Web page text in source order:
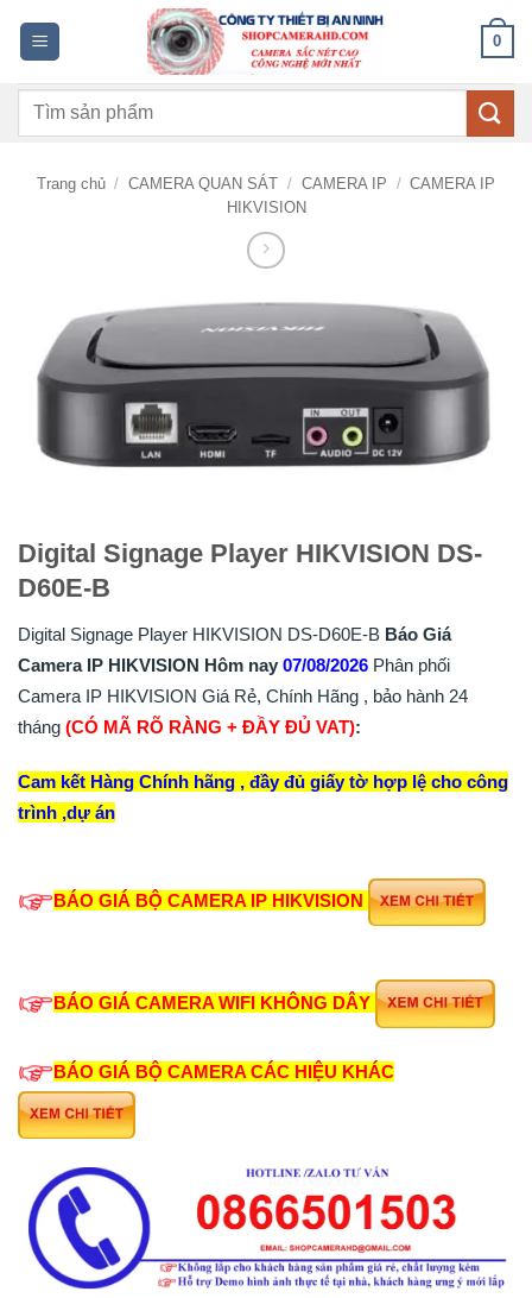
dung
0
Tìm
Trang chủ / CAMERA QUAN SÁT / CAMERA IP / CAMERA IP
HIKVISION
Digital Signage Player HIKVISION DS-
D60E-B
Digital Signage Player HIKVISION DS-D60E-B Báo Giá
Camera IP HIKVISION Hôm nay 07/08/2026 Phân phối
Camera IP HIKVISION Giá Rẻ, Chính Hãng , bảo hành 24
tháng (CÓ MÃ RÕ RÀNG + ĐẦY ĐỦ VAT):
Cam kết Hàng Chính hãng , đầy đủ giấy tờ hợp lệ cho công
trình ,dự án
BÁO GIÁ BỘ CAMERA IP HIKVISION
BÁO GIÁ CAMERA WIFI KHÔNG DÂY
BÁO GIÁ BỘ CAMERA CÁC HIỆU KHÁC